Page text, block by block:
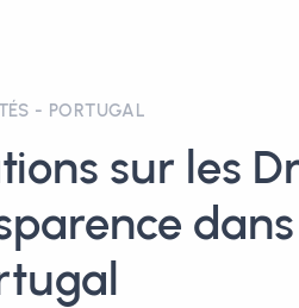
- PORTUGAL
sur les
dans